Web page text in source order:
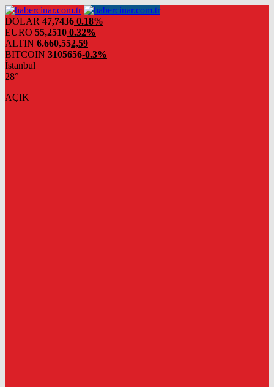
DOLAR 47,7436 0.18%
EURO 55,2510 0.32%
ALTIN 6.660,552,59
BITCOIN 3105656-0.3%
İstanbul
28°
AÇIK